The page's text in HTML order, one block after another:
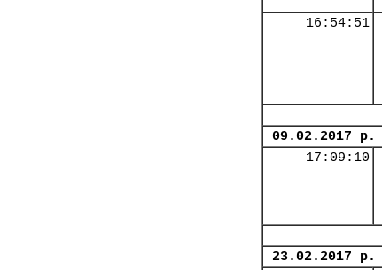
16:54:51
09.02.2017 р.
17:09:10
23.02.2017 р.